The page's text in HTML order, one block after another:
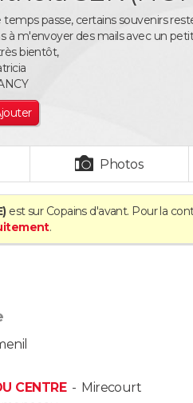
temps passe, certains souvenirs
à m'envoyer des mails avec un
bientôt,
Photos
est sur Copains d'avant. Pour la
.
CENTRE- Mirecourt